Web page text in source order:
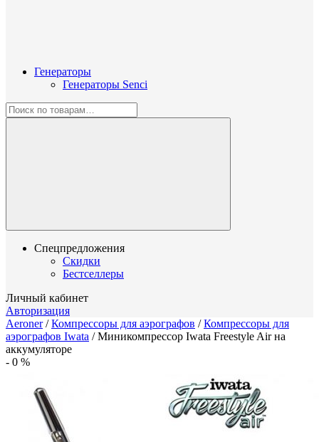
Генераторы
Генераторы Senci
Спецпредложения
Скидки
Бестселлеры
Личный кабинет
Авторизация
Aeroner/Компрессоры для аэрографов /Компрессоры для
аэрографов Iwata /Миникомпрессор Iwata Freestyle Air на
аккумуляторе
- 0 %